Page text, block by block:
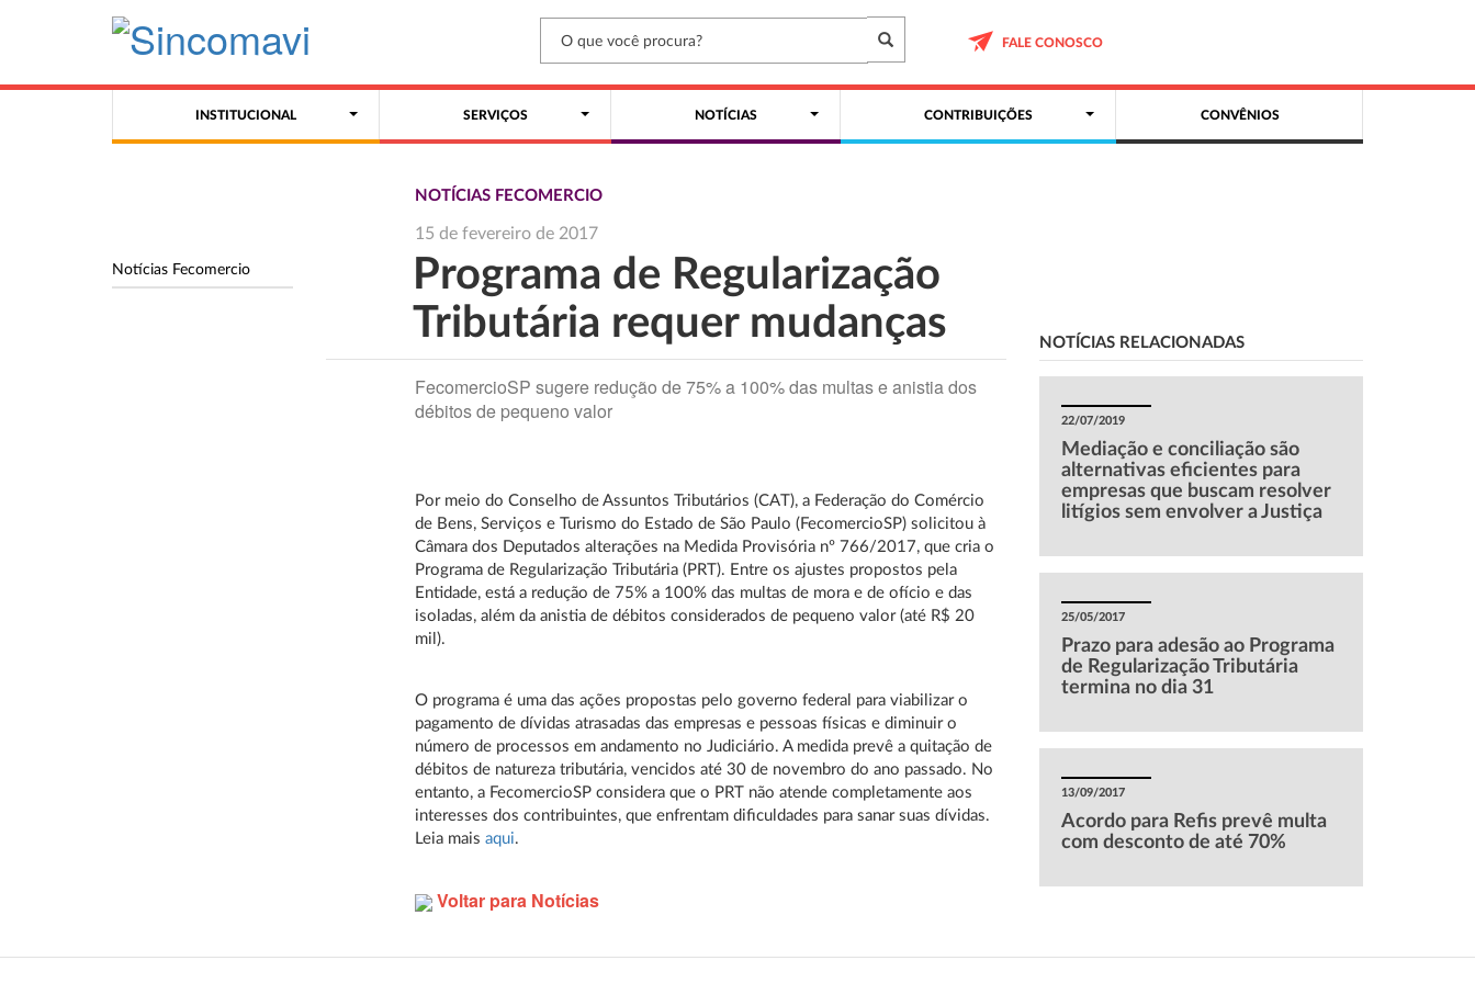
FALE CONOSCO
INSTITUCIONAL SERVIÇOS NOTÍCIAS CONTRIBUIÇÕES CONVÊNIOS
Notícias Fecomercio
NOTÍCIAS FECOMERCIO
15 de fevereiro de 2017
Programa de Regularização
Tributária requer mudanças
FecomercioSP sugere redução de 75% a 100% das multas e anistia dos
débitos de pequeno valor
Por meio do Conselho de Assuntos Tributários (CAT), a Federação do Comércio
de Bens, Serviços e Turismo do Estado de São Paulo (FecomercioSP) solicitou à
Câmara dos Deputados alterações na Medida Provisória nº 766/2017, que cria o
Programa de Regularização Tributária (PRT). Entre os ajustes propostos pela
Entidade, está a redução de 75% a 100% das multas de mora e de ofício e das
isoladas, além da anistia de débitos considerados de pequeno valor (até R$ 20
mil).
O programa é uma das ações propostas pelo governo federal para viabilizar o
pagamento de dívidas atrasadas das empresas e pessoas físicas e diminuir o
número de processos em andamento no Judiciário. A medida prevê a quitação de
débitos de natureza tributária, vencidos até 30 de novembro do ano passado. No
entanto, a FecomercioSP considera que o PRT não atende completamente aos
interesses dos contribuintes, que enfrentam dificuldades para sanar suas dívidas.
Leia maisaqui.
Voltar para Notícias
NOTÍCIAS RELACIONADAS
22/07/2019
Mediação e conciliação são
alternativas eficientes para
empresas que buscam resolver
litígios sem envolver a Justiça
25/05/2017
Prazo para adesão ao Programa
de Regularização Tributária
termina no dia 31
13/09/2017
Acordo para Refis prevê multa
com desconto de até 70%